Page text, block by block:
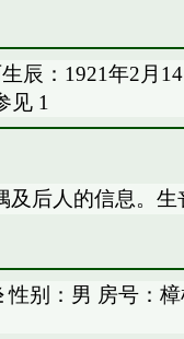
辰：1921年2月
见 1
及后人的信息。生
性别：男 房号：